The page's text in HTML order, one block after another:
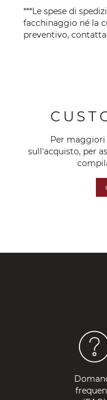
***Le spese di
facchinaggio né la
preventivo,
Per
sull'acquisto, per